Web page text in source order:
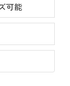
可能